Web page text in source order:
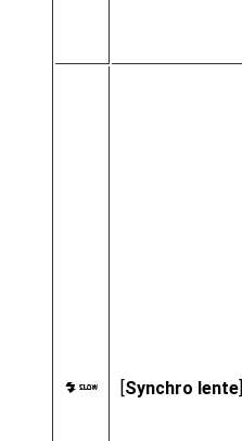
L [Synchro lente]